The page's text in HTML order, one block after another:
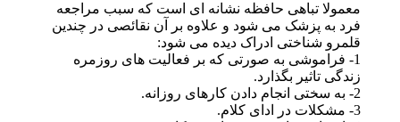
معمولا تباهی حافظه نشانه ای است که سبب مراجعه
فرد به پزشک می شود و علاوه بر آن نقائصی در چندین
قلمرو شناختی ادراک دیده می شود:
1- فراموشی به صورتی که بر فعالیت های روزمره
زندگی تاثیر بگذارد.
2- به سختی انجام دادن کارهای روزانه.
3- مشکلات در ادای کلام.